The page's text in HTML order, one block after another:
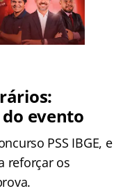
evento
PSS IBGE, e
reforçar os